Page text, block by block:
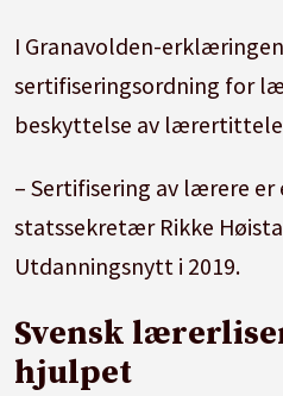
I Granavolden-
sertifiseringsordning for
beskyttelse av
– Sertifisering av lærere er
statssekretær Rikke
Utdanningsnytt i 2019.
Svensk
hjulpet